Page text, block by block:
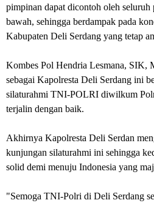
pimpinan dapat dicontoh oleh
bawah, sehingga berdampak pada
Kabupaten Deli Serdang yang tetap
Kombes Pol Hendria Lesmana, SIK,
sebagai Kapolresta Deli Serdang ini
silaturahmi TNI-POLRI diwilkum
terjalin dengan baik.
Akhirnya Kapolresta Deli Serdan
kunjungan silaturahmi ini sehingga
solid demi menuju Indonesia yang
"Semoga TNI-Polri di Deli Serdang